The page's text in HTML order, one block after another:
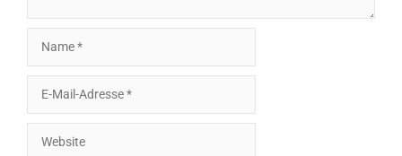
Mail-
Adresse